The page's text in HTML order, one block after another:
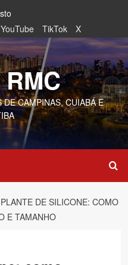
YouTube TikTok X
CAMPINAS, CUIABÁ E
DE SILICONE: COMO
E TAMANHO